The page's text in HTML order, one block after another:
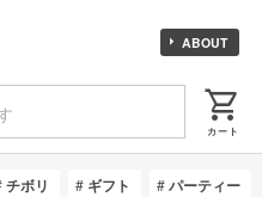
ABOUT
チボリ ギフト パーティー